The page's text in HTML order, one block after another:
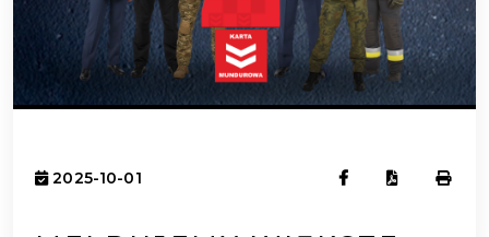
2025-10-01